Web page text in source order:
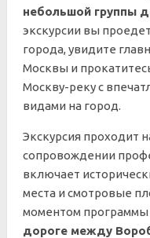
небольшой группы
экскурсии вы
города, увидите
Москвы и
Москву-реку с
видами на город.
Экскурсия проходит
сопровождении
включает
места и смотровые
моментом программы
дороге между